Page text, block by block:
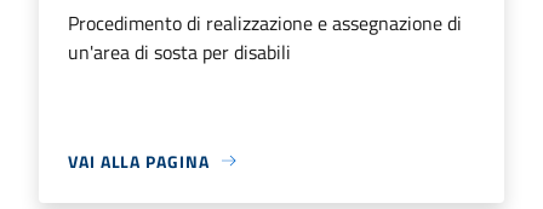
Procedimento di realizzazione e assegnazione di
un'area di sosta per disabili
VAI ALLA PAGINA